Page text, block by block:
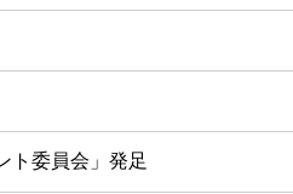
ト委員会」発足